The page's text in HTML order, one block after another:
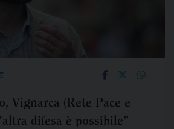
Vignarca (Rete Pace e
difesa è possibile”